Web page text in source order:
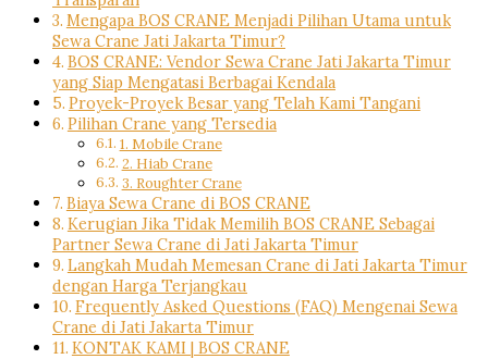
Mengapa BOS CRANE Menjadi Pilihan Utama untuk
Sewa Crane Jati Jakarta Timur?
BOS CRANE: Vendor Sewa Crane Jati Jakarta Timur
yang Siap Mengatasi Berbagai Kendala
Proyek-Proyek Besar yang Telah Kami Tangani
Pilihan Crane yang Tersedia
1. Mobile Crane
2. Hiab Crane
3. Roughter Crane
Biaya Sewa Crane di BOS CRANE
Kerugian Jika Tidak Memilih BOS CRANE Sebagai
Partner Sewa Crane di Jati Jakarta Timur
Langkah Mudah Memesan Crane di Jati Jakarta Timur
dengan Harga Terjangkau
Frequently Asked Questions (FAQ) Mengenai Sewa
Crane di Jati Jakarta Timur
KONTAK KAMI | BOS CRANE